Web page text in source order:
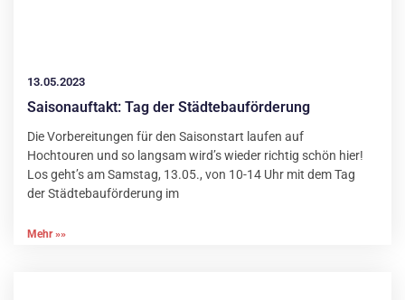
13.05.2023
Saisonauftakt: Tag der Städtebauförderung
Die Vorbereitungen für den Saisonstart laufen auf
Hochtouren und so langsam wird’s wieder richtig schön hier!
Los geht’s am Samstag, 13.05., von 10-14 Uhr mit dem Tag
der Städtebauförderung im
Mehr »»